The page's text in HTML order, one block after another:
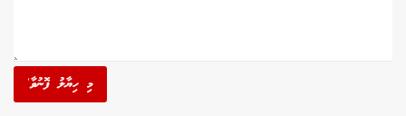
މި ހިޔާލު ފޮނުވާ'